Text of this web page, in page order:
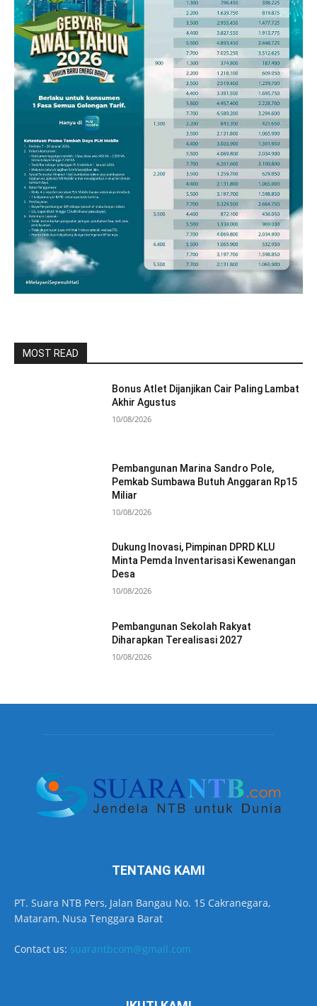
MOST READ
Bonus Atlet Dijanjikan Cair Paling Lambat
Akhir Agustus
10/08/2026
Pembangunan Marina Sandro Pole,
Pemkab Sumbawa Butuh Anggaran Rp15
Miliar
10/08/2026
Dukung Inovasi, Pimpinan DPRD KLU
Minta Pemda Inventarisasi Kewenangan
Desa
10/08/2026
Pembangunan Sekolah Rakyat
Diharapkan Terealisasi 2027
10/08/2026
TENTANG KAMI
PT. Suara NTB Pers, Jalan Bangau No. 15 Cakranegara,
Mataram, Nusa Tenggara Barat
Contact us: suarantbcom@gmail.com